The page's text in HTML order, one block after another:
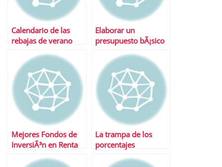
Calendario de las
rebajas de verano
Elaborar un
presupuesto bÃ¡sico
Mejores Fondos de
InversiÃ³n en Renta
La trampa de los
porcentajes